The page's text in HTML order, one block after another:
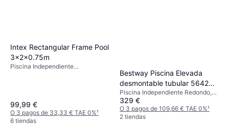
Intex Rectangular Frame Pool
3x2x0.75m
Piscina Independiente
99,99 €
O 3 pagos de 33,33 € TAE 0%¹
6 tiendas
Bestway Piscina Elevada
desmontable tubular 56420
Steel Pro Max 366x122 cm
42.320000
Piscina Independiente Redondo,
PVC, Poliéster, Forro
329 €
O 3 pagos de 109,66 € TAE 0%¹
2 tiendas